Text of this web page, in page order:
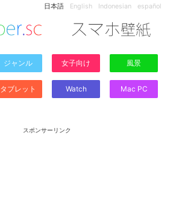
日本語 English Indonesian español
ジャンル 女子向け 風景
タブレット Watch Mac PC
スポンサーリンク